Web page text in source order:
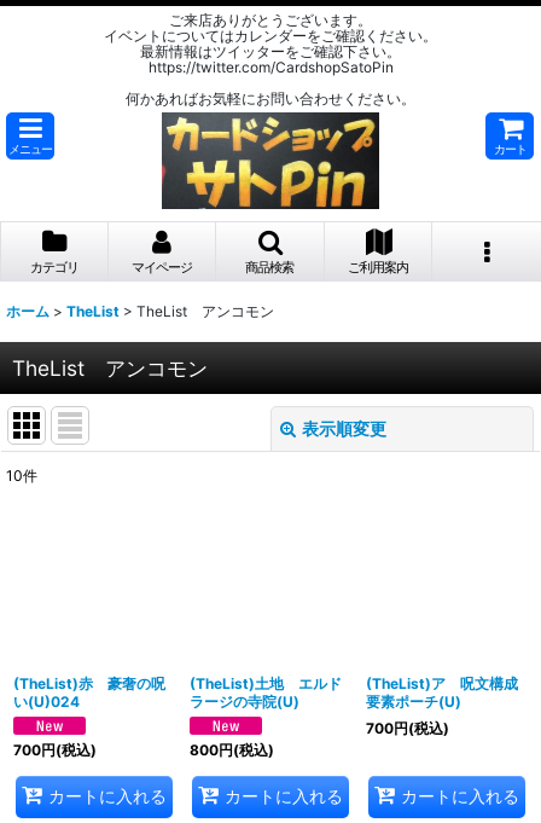
ご来店ありがとうございます。
イベントについてはカレンダーをご確認ください。
最新情報はツイッターをご確認下さい。
https://twitter.com/CardshopSatoPin
何かあればお気軽にお問い合わせください。
メニュー カート
カテゴリ マイページ 商品検索 ご利用案内
ホーム > TheList > TheList アンコモン
TheList アンコモン
表示順変更
10件
(TheList)赤 豪奢の呪
い(U)024
700円(税込)
カートに入れる
(TheList)土地 エルド
ラージの寺院(U)
800円(税込)
カートに入れる
(TheList)ア 呪文構成
要素ポーチ(U)
700円(税込)
カートに入れる